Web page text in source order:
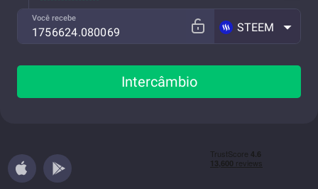
Você recebe
STEEM
Intercâmbio